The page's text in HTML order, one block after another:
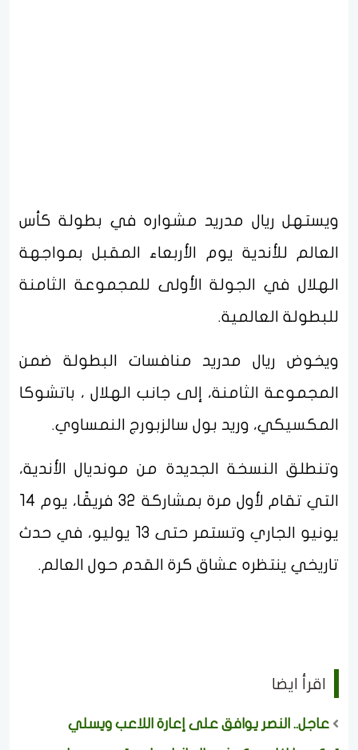
ويستهل ريال مدريد مشواره في بطولة كأس
العالم للأندية يوم الأربعاء المقبل بمواجهة
الهلال في الجولة الأولى للمجموعة الثامنة
للبطولة العالمية.
ويخوض ريال مدريد منافسات البطولة ضمن
المجموعة الثامنة، إلى جانب الهلال ، باتشوكا
المكسيكي، وريد بول سالزبورج النمساوي.
وتنطلق النسخة الجديدة من مونديال الأندية،
التي تقام لأول مرة بمشاركة 32 فريقًا، يوم 14
يونيو الجاري وتستمر حتى 13 يوليو، في حدث
تاريخي ينتظره عشاق كرة القدم حول العالم.
اقرأ ايضا
عاجل.. النصر يوافق على إعارة اللاعب ويسلي